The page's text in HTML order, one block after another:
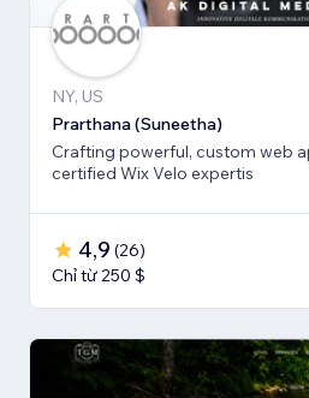
NY, US
Prarthana (Suneetha)
Crafting powerful, custom web
certified Wix Velo expertis
4,9 (26)
Chỉ từ 250 $